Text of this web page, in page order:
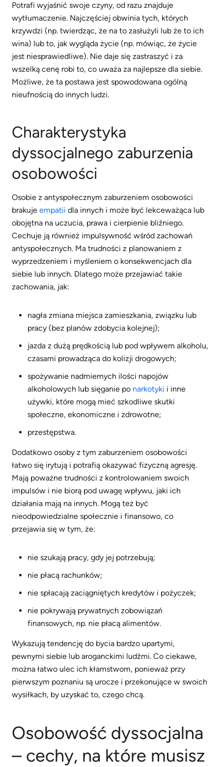
Potrafi wyjaśnić swoje czyny, od razu znajduje
wytłumaczenie. Najczęściej obwinia tych, których
krzywdzi (np. twierdząc, że na to zasłużyli lub że to ich
wina) lub to, jak wygląda życie (np. mówiąc, że życie
jest niesprawiedliwe). Nie daje się zastraszyć i za
wszelką cenę robi to, co uważa za najlepsze dla siebie.
Możliwe, że ta postawa jest spowodowana ogólną
nieufnością do innych ludzi.
Charakterystyka
dyssocjalnego zaburzenia
osobowości
Osobie z antyspołecznym zaburzeniem osobowości
brakuje empatii dla innych i może być lekceważąca lub
obojętna na uczucia, prawa i cierpienie bliźniego.
Cechuje ją również impulsywność wśród zachowań
antyspołecznych. Ma trudności z planowaniem z
wyprzedzeniem i myśleniem o konsekwencjach dla
siebie lub innych. Dlatego może przejawiać takie
zachowania, jak:
nagła zmiana miejsca zamieszkania, związku lub
pracy (bez planów zdobycia kolejnej);
jazda z dużą prędkością lub pod wpływem alkoholu,
czasami prowadząca do kolizji drogowych;
spożywanie nadmiernych ilości napojów
alkoholowych lub sięganie po narkotyki i inne
używki, które mogą mieć szkodliwe skutki
społeczne, ekonomiczne i zdrowotne;
przestępstwa.
Dodatkowo osoby z tym zaburzeniem osobowości
łatwo się irytują i potrafią okazywać fizyczną agresję.
Mają poważne trudności z kontrolowaniem swoich
impulsów i nie biorą pod uwagę wpływu, jaki ich
działania mają na innych. Mogą też być
nieodpowiedzialne społecznie i finansowo, co
przejawia się w tym, że:
nie szukają pracy, gdy jej potrzebują;
nie płacą rachunków;
nie spłacają zaciągniętych kredytów i pożyczek;
nie pokrywają prywatnych zobowiązań
finansowych, np. nie płacą alimentów.
Wykazują tendencję do bycia bardzo upartymi,
pewnymi siebie lub aroganckimi ludźmi. Co ciekawe,
można łatwo ulec ich kłamstwom, ponieważ przy
pierwszym poznaniu są urocze i przekonujące w swoich
wysiłkach, by uzyskać to, czego chcą.
Osobowość dyssocjalna
– cechy, na które musisz